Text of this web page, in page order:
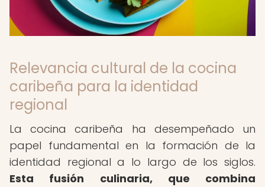
Relevancia cultural de la cocina
caribeña para la identidad
regional
La cocina caribeña ha desempeñado un
papel fundamental en la formación de la
identidad regional a lo largo de los siglos.
Esta fusión culinaria, que combina